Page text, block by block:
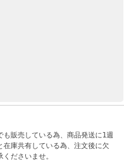
も販売している為、商品発送に1週
庫共有している為、注文後に欠
ださいませ。